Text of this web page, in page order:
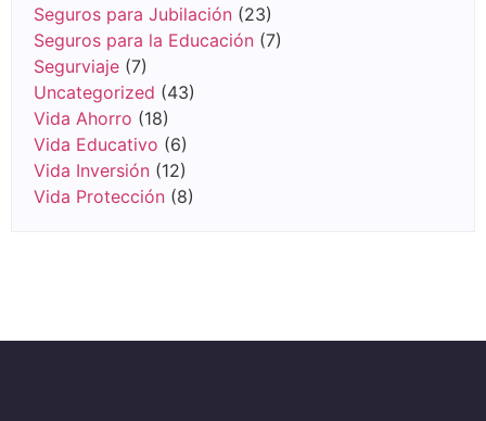
Seguros para Jubilación (23)
Seguros para la Educación (7)
Segurviaje (7)
Uncategorized (43)
Vida Ahorro (18)
Vida Educativo (6)
Vida Inversión (12)
Vida Protección (8)